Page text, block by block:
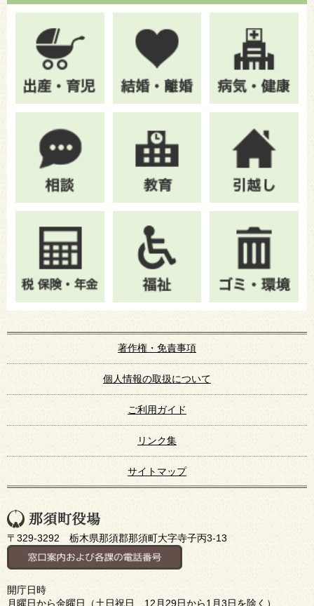
著作権・免責事項
個人情報の取扱について
ご利用ガイド
リンク集
サイトマップ
〒329-3292 栃木県那須郡那須町大字寺子丙3-13
開庁日時
月曜日から金曜日（土日祝日、12月29日から1月3日を除く）